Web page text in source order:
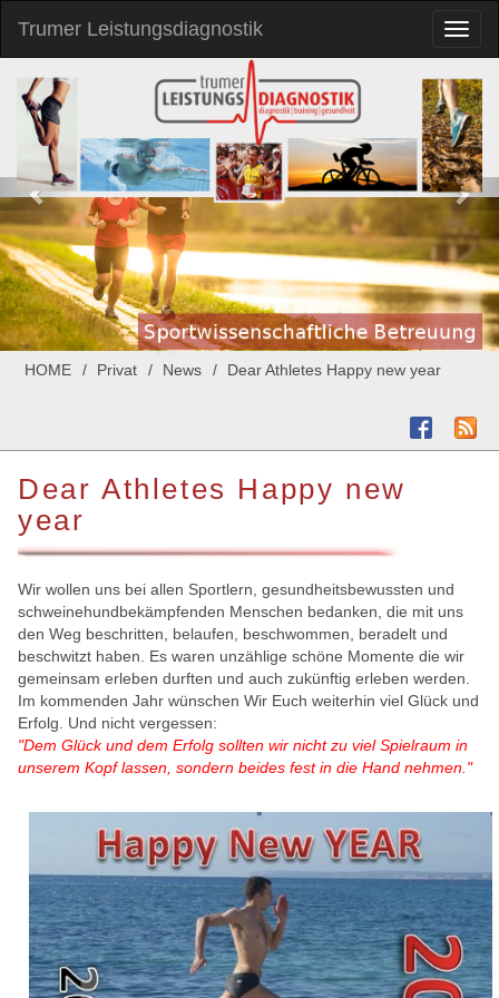
Trumer Leistungsdiagnostik
HOME Privat News Dear Athletes Happy new year
Dear Athletes Happy new
year
Wir wollen uns bei allen Sportlern, gesundheitsbewussten und
schweinehundbekämpfenden Menschen bedanken, die mit uns
den Weg beschritten, belaufen, beschwommen, beradelt und
beschwitzt haben. Es waren unzählige schöne Momente die wir
gemeinsam erleben durften und auch zukünftig erleben werden.
Im kommenden Jahr wünschen Wir Euch weiterhin viel Glück und
Erfolg. Und nicht vergessen:
"Dem Glück und dem Erfolg sollten wir nicht zu viel Spielraum in
unserem Kopf lassen, sondern beides fest in die Hand nehmen."